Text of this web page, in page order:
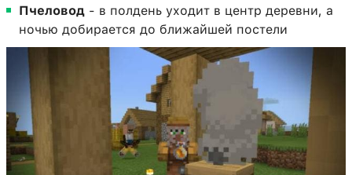
Пчеловод - в полдень уходит в центр деревни, а
ночью добирается до ближайшей постели